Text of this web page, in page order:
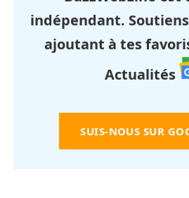
indépendant.
ajoutant à tes
Actualités
SUIS-NOUS SUR